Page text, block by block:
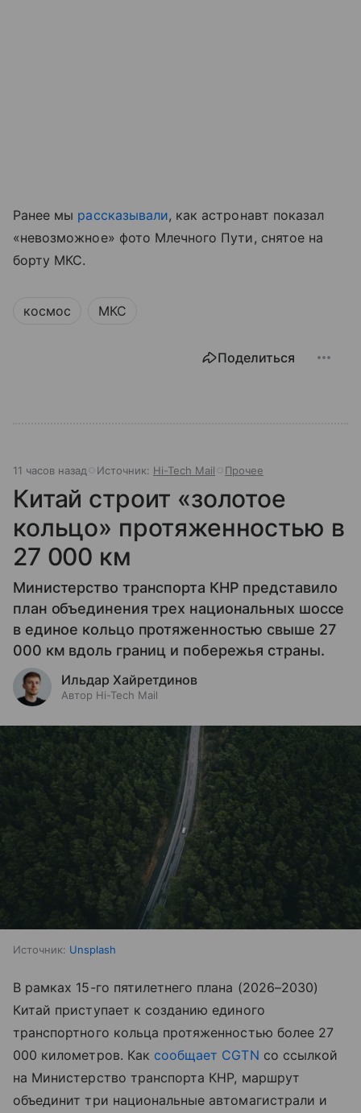
Ранее мы рассказывали, как астронавт показал
«невозможное» фото Млечного Пути, снятое на
борту МКС.
космос МКС
Поделиться
11 часов назад Источник: Hi-Tech Mail Прочее
Китай строит «золотое
кольцо» протяженностью в
27 000 км
Министерство транспорта КНР представило
план объединения трех национальных шоссе
в единое кольцо протяженностью свыше 27
000 км вдоль границ и побережья страны.
Ильдар Хайретдинов
Автор Hi-Tech Mail
Источник: Unsplash
В рамках 15-го пятилетнего плана (2026–2030)
Китай приступает к созданию единого
транспортного кольца протяженностью более 27
000 километров. Как сообщает CGTN со ссылкой
на Министерство транспорта КНР, маршрут
объединит три национальные автомагистрали и